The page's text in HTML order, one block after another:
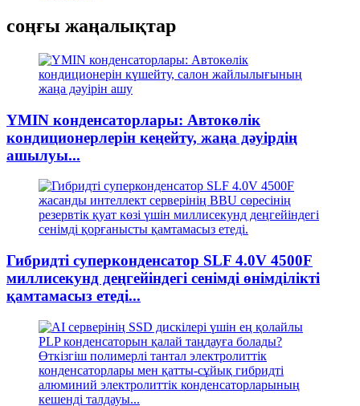
соңғы жаңалықтар
YMIN конденсаторлары: Автокөлік
кондиционерлерін кеңейту, жаңа дәуірдің
ашылуы...
Гибридті суперконденсатор SLF 4.0V 4500F
миллисекунд деңгейіндегі сенімді өнімділікті
қамтамасыз етеді...